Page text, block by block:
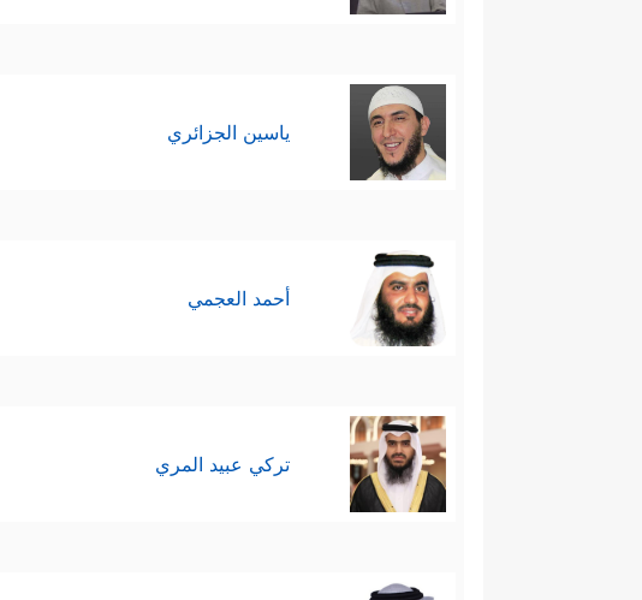
ياسين الجزائري
أحمد العجمي
تركي عبيد المري